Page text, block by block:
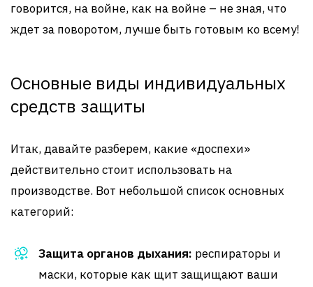
говорится, на войне, как на войне – не зная, что
ждет за поворотом, лучше быть готовым ко всему!
Основные виды индивидуальных
средств защиты
Итак, давайте разберем, какие «доспехи»
действительно стоит использовать на
производстве. Вот небольшой список основных
категорий:
Защита органов дыхания: респираторы и
маски, которые как щит защищают ваши